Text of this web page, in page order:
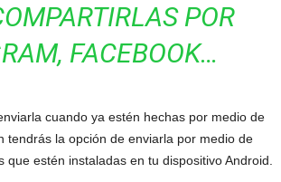
POR
FACEBOOK…
cuando ya estén hechas por medio de
tendrás la opción de enviarla por medio de
estén instaladas en tu dispositivo Android.